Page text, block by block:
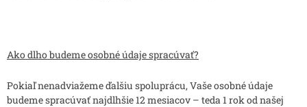
Ako dlho budeme osobné údaje spracúvať?
Pokiaľ nenadviažeme ďalšiu spoluprácu, Vaše osobné údaje
budeme spracúvať najdlhšie 12 mesiacov – teda 1 rok od našej